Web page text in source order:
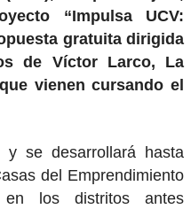
“Impulsa UCV:
gratuita dirigida
de Víctor Larco, La
vienen cursando el
se desarrollará hasta
del Emprendimiento
los distritos antes